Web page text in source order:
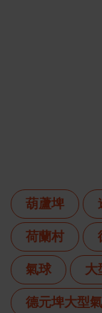
葫蘆埤
荷蘭村
氣球 大
德元埤大型